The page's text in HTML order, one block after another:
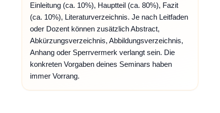
Einleitung (ca. 10%), Hauptteil (ca. 80%), Fazit
(ca. 10%), Literaturverzeichnis. Je nach Leitfaden
oder Dozent können zusätzlich Abstract,
Abkürzungsverzeichnis, Abbildungsverzeichnis,
Anhang oder Sperrvermerk verlangt sein. Die
konkreten Vorgaben deines Seminars haben
immer Vorrang.